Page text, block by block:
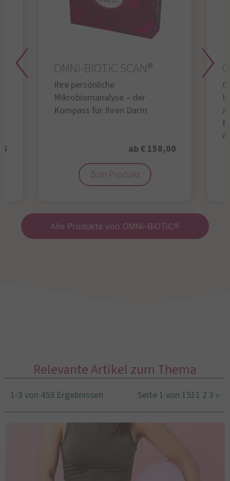
OMNi-BiOTiC SCAN®
Ihre persönliche
Mikrobiomanalyse – der
Kompass für Ihren Darm
ab € 158,00
Zum Produkt
Alle Produkte von OMNi-BiOTiC®
Relevante Artikel zum Thema
1-3 von 453 Ergebnissen Seite 1 von 1511 2 3 »